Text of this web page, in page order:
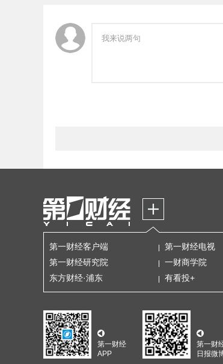
第一财经客户端 第一财经电视
第一财经研究院
一财商学院
东方财经·浦东
有看投+
第一财经
APP
第一财
日报微